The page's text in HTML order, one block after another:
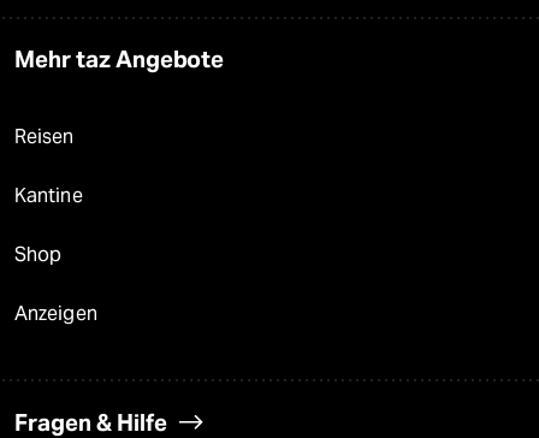
Mehr taz Angebote
Reisen
Kantine
Shop
Anzeigen
Fragen & Hilfe